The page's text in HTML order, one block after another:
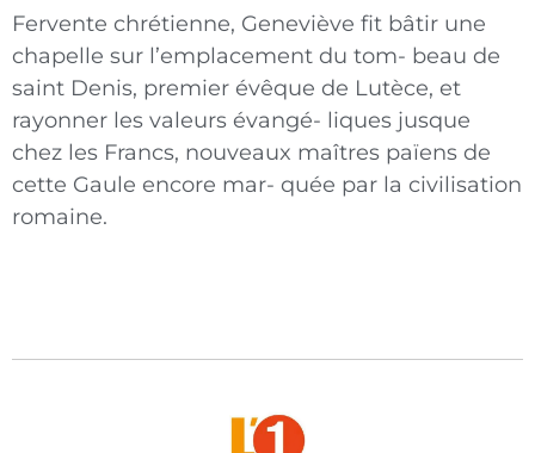
Fervente chrétienne, Geneviève fit bâtir une
chapelle sur l’emplacement du tom- beau de
saint Denis, premier évêque de Lutèce, et
rayonner les valeurs évangé- liques jusque
chez les Francs, nouveaux maîtres païens de
cette Gaule encore mar- quée par la civilisation
romaine.